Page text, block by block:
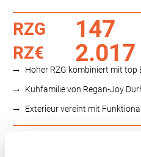
RZG 147
RZ€ 2.017
Hoher RZG kombiniert mit top
Kuhfamilie von Regan-Joy
Exterieur vereint mit